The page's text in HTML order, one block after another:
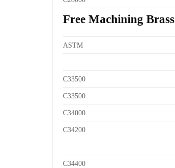
Free Machining Brass
ASTM
C33500
C33500
C34000
C34200
C34400